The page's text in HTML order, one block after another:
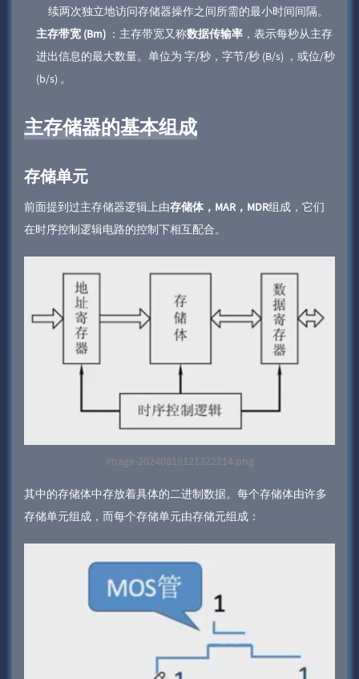
续两次独立地访问存储器操作之间所需的最小时间间隔。
主存带宽 (Bm) ：主存带宽又称数据传输率 ，表示每秒从主存
进出信息的最大数量。单位为 字/秒，字节/秒 (B/s) ，或位/秒
(b/s) 。
主存储器的基本组成
存储单元
前面提到过主存储器逻辑上由存储体，MAR，MDR组成，它们
在时序控制逻辑电路的控制下相互配合。
image-20240819121322214.png
其中的存储体中存放着具体的二进制数据。每个存储体由许多
存储单元组成，而每个存储单元由存储元组成：